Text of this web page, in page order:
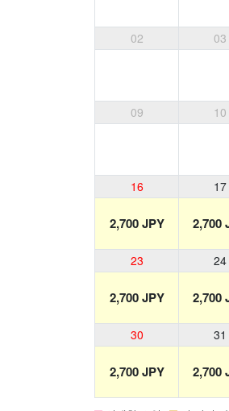
02 03
09 10
16 17
2,700 JPY 2,700
23 24
2,700 JPY 2,700
30 31
2,700 JPY 2,700